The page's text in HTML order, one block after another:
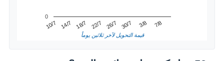
10/7 14/7 18/7 22/7 26/7 30/7 3/8 7/8
0
قيمة التحويل لآخر ثلاثين يوماً